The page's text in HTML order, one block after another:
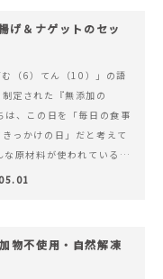
げ＆ナゲットのセッ
（6）てん（10）」の語
定された『無添加の
は、この日を「毎日の食事
っかけの日」だと考えて
な原材料が使われているの
につくられているのか。&
読む 【6月10日（無添加
物不使用・自然解凍